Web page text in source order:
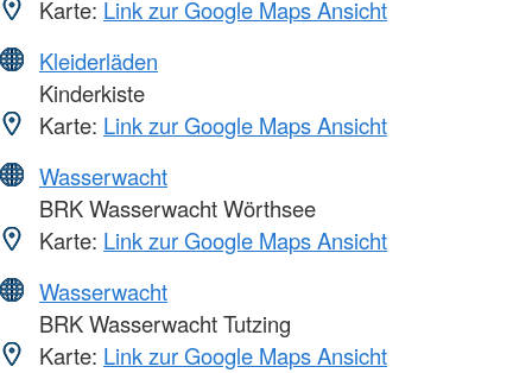
Karte: Link zur Google Maps Ansicht
Kleiderläden
Kinderkiste
Karte: Link zur Google Maps Ansicht
Wasserwacht
BRK Wasserwacht Wörthsee
Karte: Link zur Google Maps Ansicht
Wasserwacht
BRK Wasserwacht Tutzing
Karte: Link zur Google Maps Ansicht